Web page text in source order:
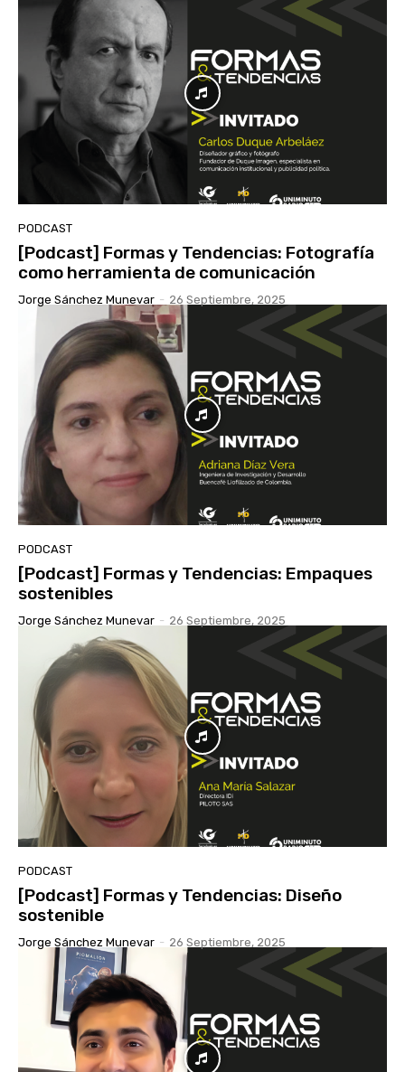
PODCAST
[Podcast] Formas y Tendencias: Fotografía
como herramienta de comunicación
Jorge Sánchez Munevar - 26 Septiembre, 2025
PODCAST
[Podcast] Formas y Tendencias: Empaques
sostenibles
Jorge Sánchez Munevar - 26 Septiembre, 2025
PODCAST
[Podcast] Formas y Tendencias: Diseño
sostenible
Jorge Sánchez Munevar - 26 Septiembre, 2025